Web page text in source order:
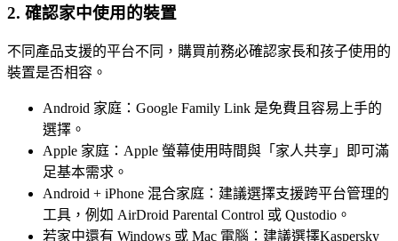
2. 確認家中使用的裝置
不同產品支援的平台不同，購買前務必確認家長和孩子使用的
裝置是否相容。
Android 家庭：Google Family Link 是免費且容易上手的
選擇。
Apple 家庭：Apple 螢幕使用時間與「家人共享」即可滿
足基本需求。
Android + iPhone 混合家庭：建議選擇支援跨平台管理的
工具，例如 AirDroid Parental Control 或 Qustodio。
若家中還有 Windows 或 Mac 電腦：建議選擇Kaspersky